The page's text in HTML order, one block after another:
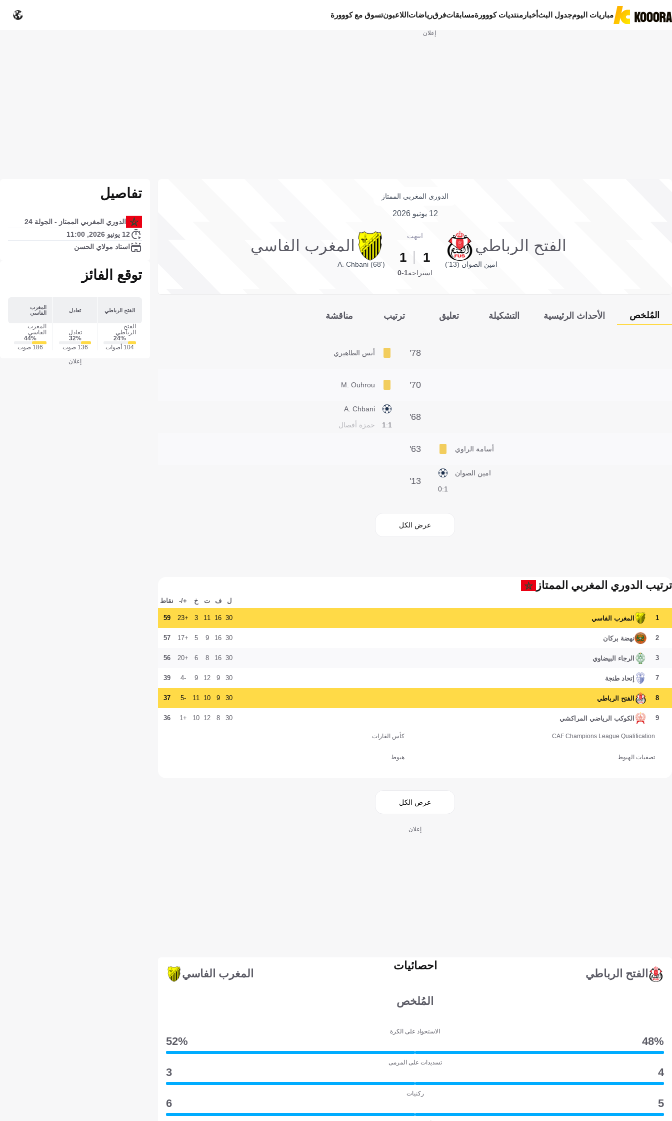
مباريات اليومجدول البثأخبار منتديات كووورةمسابقاتفرقرياضات اللاعبونتسوق مع كووورة
إعلان
الدوري المغربي الممتاز
12 يونيو 2026
الفتح الرباطي
امين الصوان (13')
انتهت
1
1
المغرب الفاسي
A. Chbani (68')
استراحة1-0
المُلخص الأحداث الرئيسية التشكيلة تعليق ترتيب مناقشة
أنس الطاهيري 78'
M. Ouhrou 70'
1:1
A. Chbani
حمزة أفصال
68'
أسامة الراوي 63'
1:0
امين الصوان
13'
عرض الكل
ترتيب الدوري المغربي الممتاز
ل ف ت خ +/- نقاط
1 المغرب الفاسي 30
16
11
3
+23
59
2 نهضة بركان 30
16
9
5
+17
57
3 الرجاء البيضاوي 30
16
8
6
+20
56
7 إتحاد طنجة 30
9
12
9
-4
39
8 الفتح الرباطي 30
9
10
11
-5
37
9 الكوكب الرياضي المراكشي 30
8
12
10
+1
36
CAF Champions League Qualification كأس القارات
تصفيات الهبوط هبوط
عرض الكل
إعلان
الفتح الرباطي
احصائيات
المغرب الفاسي
المُلخص
الاستحواذ على الكرة
48‎%‎
52‎%‎
تسديدات على المرمى
4
3
ركنيات
5
6
تفاصيل
الدوري المغربي الممتاز - الجولة 24
12 يونيو 2026, 11:00
استاد مولاي الحسن
توقع الفائز
الفتح الرباطي تعادل
المغرب
الفاسي
الفتح
الرباطي
24‎%‎
104 أصوات
تعادل
32‎%‎
136 صوت
المغرب
الفاسي
44‎%‎
186 صوت
إعلان